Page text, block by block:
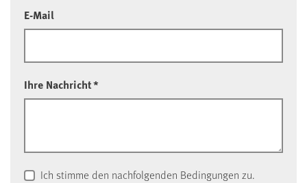
E-Mail
Ihre Nachricht*
Ich stimme den nachfolgenden Bedingungen zu.